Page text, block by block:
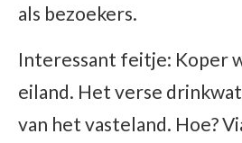
als bezoekers.
Interessant feitje: Koper
eiland. Het verse
van het vasteland. Hoe?